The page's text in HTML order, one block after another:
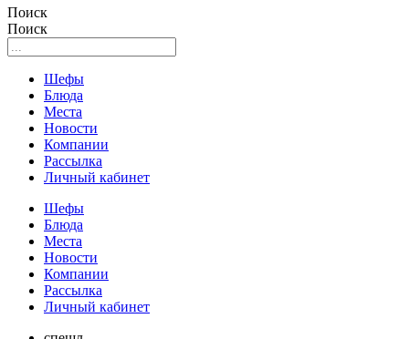
Поиск
Поиск
Шефы
Блюда
Места
Новости
Компании
Рассылка
Личный кабинет
Шефы
Блюда
Места
Новости
Компании
Рассылка
Личный кабинет